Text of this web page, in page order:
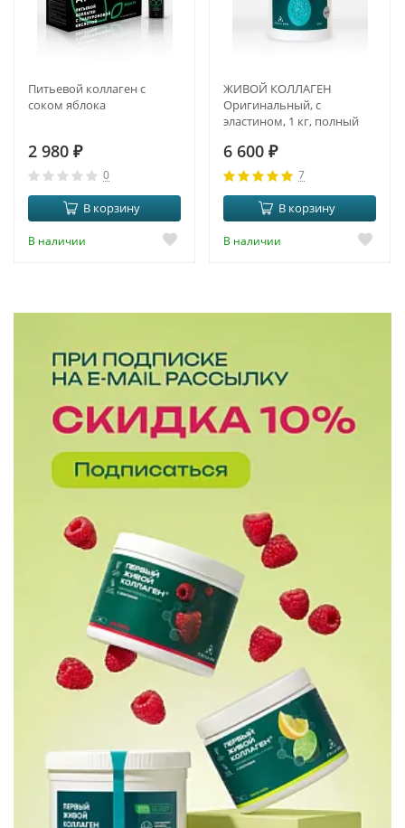
Питьевой коллаген с
соком яблока
2 980 ₽
0
В корзину
В наличии
ЖИВОЙ КОЛЛАГЕН
Оригинальный, с
эластином, 1 кг, полный
6 600 ₽
7
В корзину
В наличии